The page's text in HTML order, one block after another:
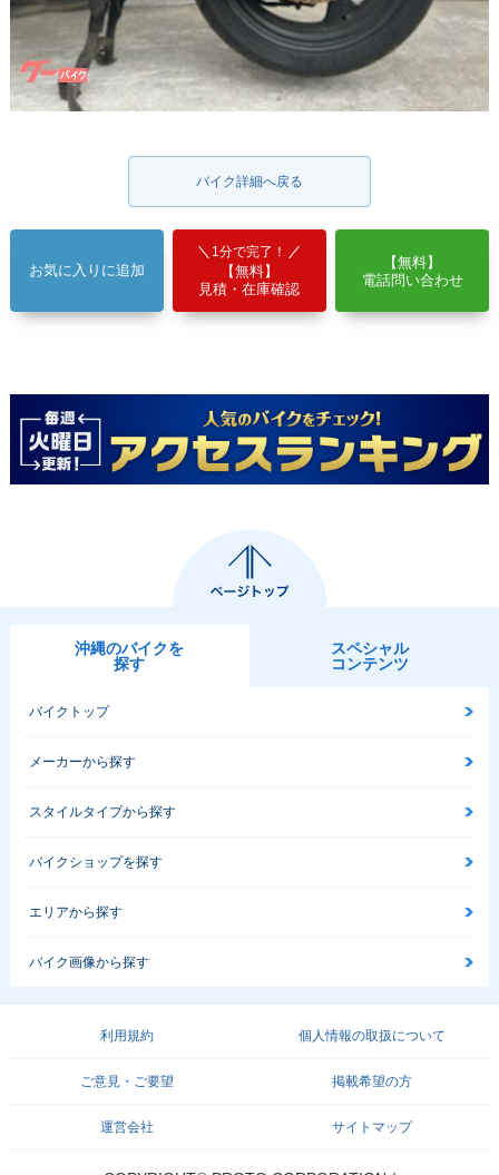
バイク詳細へ戻る
お気に入りに追加
1分で完了！
【無料】
見積・在庫確認
【無料】
電話問い合わせ
沖縄のバイクを
探す
スペシャル
コンテンツ
バイクトップ
メーカーから探す
スタイルタイプから探す
バイクショップを探す
エリアから探す
バイク画像から探す
利用規約 個人情報の取扱について
ご意見・ご要望 掲載希望の方
運営会社 サイトマップ